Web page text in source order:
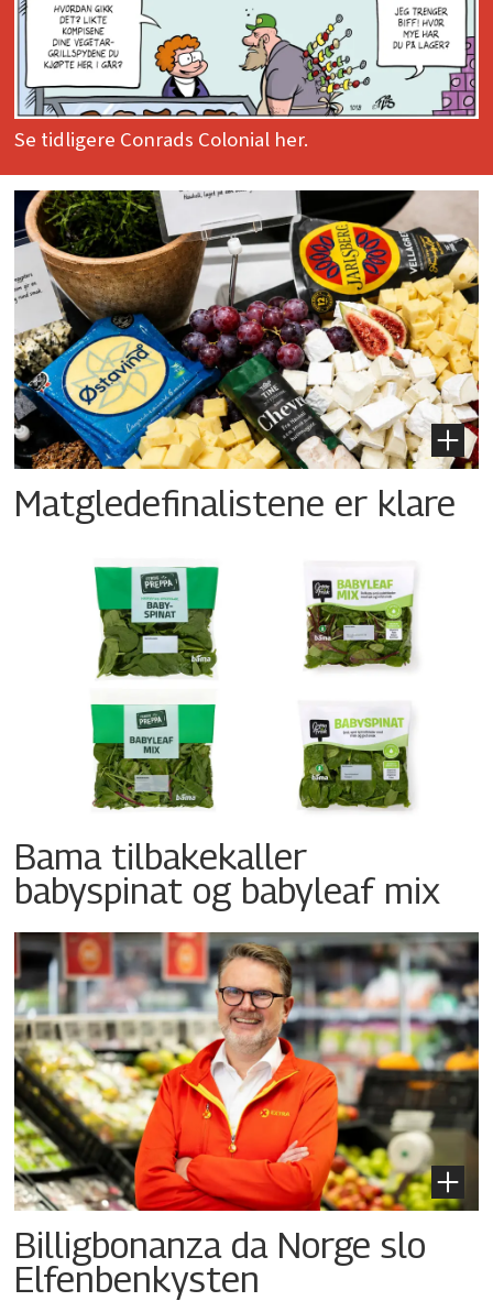
Se tidligere Conrads Colonial her.
Matgledefinalistene er klare
Bama tilbakekaller
babyspinat og babyleaf mix
Billigbonanza da Norge slo
Elfenbenkysten